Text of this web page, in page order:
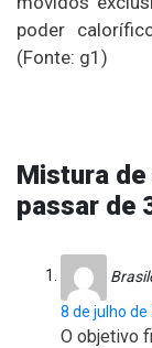
poder
(Fonte: g1)
Mistura de
passar de
8 de julho de
O objetivo